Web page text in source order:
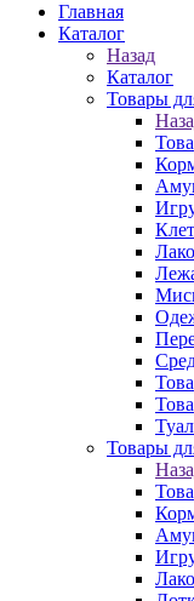
Главная
Каталог
Назад
Каталог
Товары
Товары